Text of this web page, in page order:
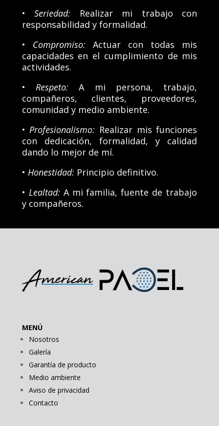
•Seriedad: Realizar mi trabajo con
responsabilidad y formalidad.
• Compromiso: Actuar con todas mis
capacidades en el cumplimiento de mis
actividades.
•Respeto: A mi persona, trabajo,
compañeros, clientes, proveedores,
comunidad y medio ambiente.
•Profesionalismo: Realizar mis funciones
con dedicación, formalidad, y calidad
dando lo mejor de mí.
• Honestidad: Principio definitivo.
• Lealtad: A mi familia, fuente de trabajo
y compañeros.
MENÚ
Nosotros
Galería
Garantía de producto
Medio ambiente
Aviso de privacidad
Contacto